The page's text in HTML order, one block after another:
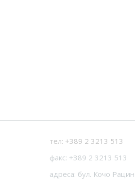
тел: +389 2 3213 513
факс: +389 2 3213 513
адреса: бул. Кочо